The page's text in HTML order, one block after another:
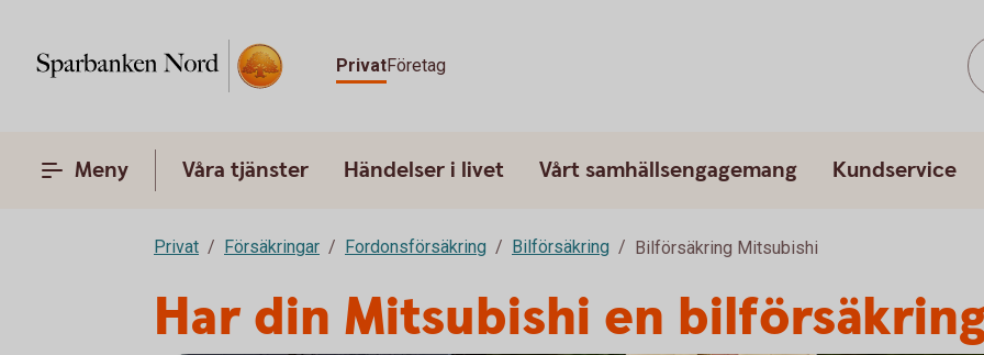
PrivatFöretag
Meny Våra tjänster Händelser i livet Vårt samhällsengagemang Kundservice
Privat Försäkringar Fordonsförsäkring Bilförsäkring Bilförsäkring Mitsubishi
Har din Mitsubishi en